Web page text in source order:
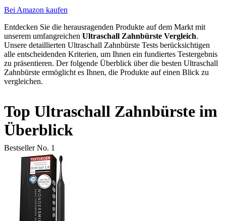
Bei Amazon kaufen
Entdecken Sie die herausragenden Produkte auf dem Markt mit
unserem umfangreichen Ultraschall Zahnbürste Vergleich.
Unsere detaillierten Ultraschall Zahnbürste Tests berücksichtigen
alle entscheidenden Kriterien, um Ihnen ein fundiertes Testergebnis
zu präsentieren. Der folgende Überblick über die besten Ultraschall
Zahnbürste ermöglicht es Ihnen, die Produkte auf einen Blick zu
vergleichen.
Top Ultraschall Zahnbürste im
Überblick
Bestseller No. 1